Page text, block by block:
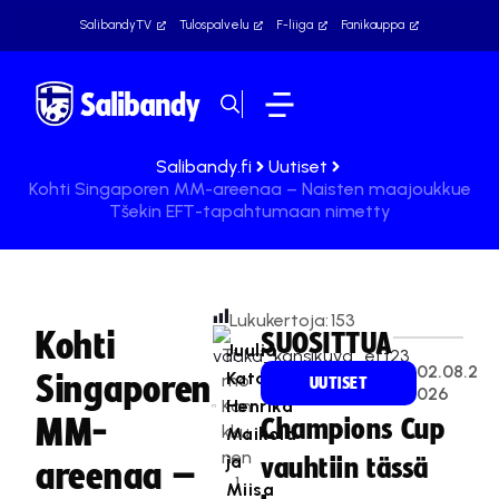
SalibandyTV Tulospalvelu F-liiga Fanikauppa
Salibandy.fi
Uutiset
Kohti Singaporen MM-areenaa – Naisten maajoukkue
Tšekin EFT-tapahtumaan nimetty
Kohti
Singaporen
MM-
areenaa –
Ti
mo
Kan
kku
nen
1
Lukukertoja:153
Juulia
Kataja,
Henrika
Maikola
ja
Miisa
SUOSITTUA
UUTISET
02.08.2
026
Champions Cup
vauhtiin tässä